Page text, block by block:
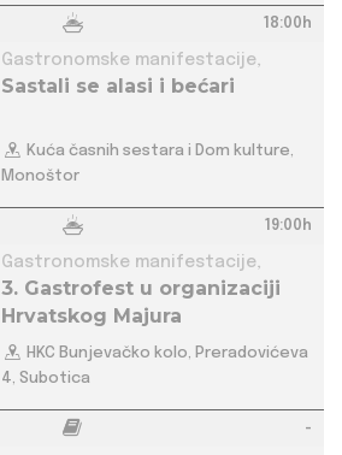
18:00h
Gastronomske manifestacije,
Sastali se alasi i bećari
Kuća časnih sestara i Dom kulture,
Monoštor
19:00h
Gastronomske manifestacije,
3. Gastrofest u organizaciji
Hrvatskog Majura
HKC Bunjevačko kolo, Preradovićeva
4, Subotica
-